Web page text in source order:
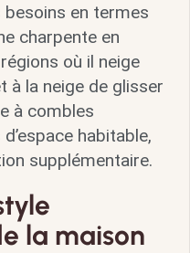
en termes
charpente en
où il neige
à la neige de glisser
à combles
habitable,
supplémentaire.
la maison